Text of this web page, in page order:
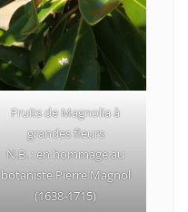
Fruits de Magnolia à
grandes fleurs
N.B. : en hommage au
botaniste Pierre Magnol
(1638-1715)